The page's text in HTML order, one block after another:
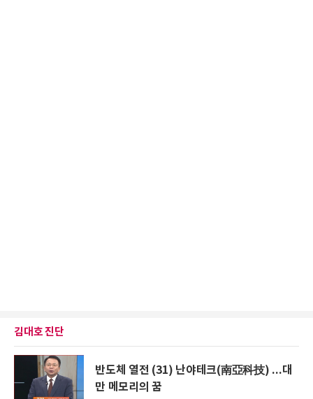
김대호 진단
반도체 열전 (31) 난야테크(南亞科技) ...대
만 메모리의 꿈